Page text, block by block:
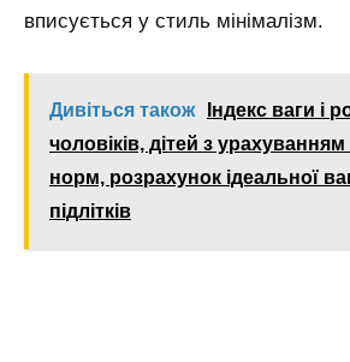
вписується у стиль мінімалізм.
Дивіться також
Індекс ваги і
чоловіків, дітей з урахуванням
норм, розрахунок ідеальної
підлітків